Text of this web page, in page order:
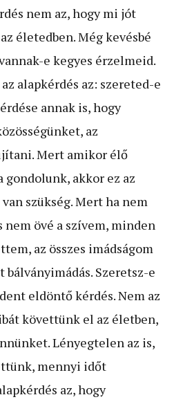
nem az, hogy mi jót
életedben. Még kevésbé
e kegyes érzelmeid.
alapkérdés az: szereted-e
annak is, hogy
az
Mert amikor élő
gondolunk, akkor ez az
szükség. Mert ha nem
nem övé a szívem, minden
az összes imádságom
bálványimádás. Szeretsz-e
eldöntő kérdés. Nem az
követtünk el az életben,
Lényegtelen az is,
mennyi időt
az, hogy